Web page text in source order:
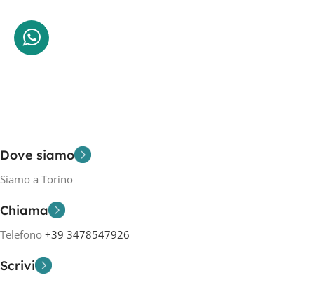
Dove siamo
Siamo a Torino
Chiama
Telefono +39 3478547926
Scrivi